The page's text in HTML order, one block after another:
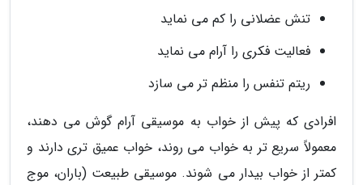
تنش عضلانی را کم می نماید
فعالیت فکری را آرام می نماید
ریتم تنفس را منظم تر می سازد
افرادی که پیش از خواب به موسیقی آرام گوش می دهند،
معمولاً سریع تر به خواب می روند، خواب عمیق تری دارند و
کمتر از خواب بیدار می شوند. موسیقی طبیعت (باران، موج